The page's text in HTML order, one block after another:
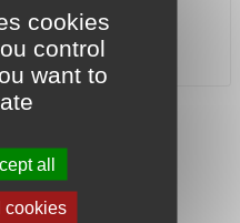
cookies
control
want to
all
cookies